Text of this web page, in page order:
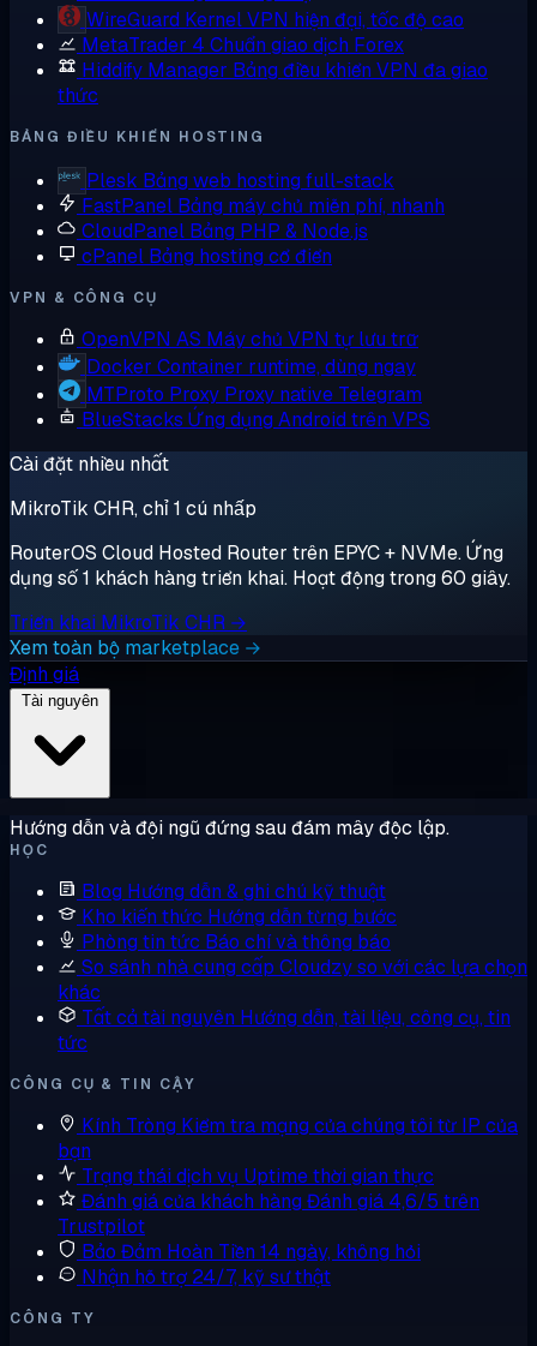
WireGuard Kernel VPN hiện đại, tốc độ cao
MetaTrader 4 Chuẩn giao dịch Forex
Hiddify Manager Bảng điều khiển VPN đa giao
thức
BẢNG ĐIỀU KHIỂN HOSTING
Plesk Bảng web hosting full-stack
FastPanel Bảng máy chủ miễn phí, nhanh
CloudPanel Bảng PHP & Node.js
cPanel Bảng hosting cổ điển
VPN & CÔNG CỤ
OpenVPN AS Máy chủ VPN tự lưu trữ
Docker Container runtime, dùng ngay
MTProto Proxy Proxy native Telegram
BlueStacks Ứng dụng Android trên VPS
Cài đặt nhiều nhất
MikroTik CHR, chỉ 1 cú nhấp
RouterOS Cloud Hosted Router trên EPYC + NVMe. Ứng
dụng số 1 khách hàng triển khai. Hoạt động trong 60 giây.
Triển khai MikroTik CHR →
Xem toàn bộ marketplace →
Định giá
Hướng dẫn và đội ngũ đứng sau đám mây độc lập.
HỌC
Blog Hướng dẫn & ghi chú kỹ thuật
Kho kiến thức Hướng dẫn từng bước
Phòng tin tức Báo chí và thông báo
So sánh nhà cung cấp Cloudzy so với các lựa chọn
khác
Tất cả tài nguyên Hướng dẫn, tài liệu, công cụ, tin
tức
CÔNG CỤ & TIN CẬY
Kính Tròng Kiểm tra mạng của chúng tôi từ IP của
bạn
Trạng thái dịch vụ Uptime thời gian thực
Đánh giá của khách hàng Đánh giá 4,6/5 trên
Trustpilot
Bảo Đảm Hoàn Tiền 14 ngày, không hỏi
Nhận hỗ trợ 24/7, kỹ sư thật
CÔNG TY